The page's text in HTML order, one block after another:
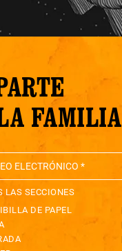
FAMILIA
LAS SECCIONES
DE PAPEL